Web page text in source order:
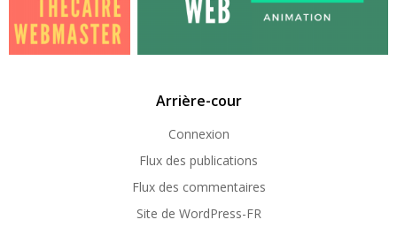
Arrière-cour
Connexion
Flux des publications
Flux des commentaires
Site de WordPress-FR